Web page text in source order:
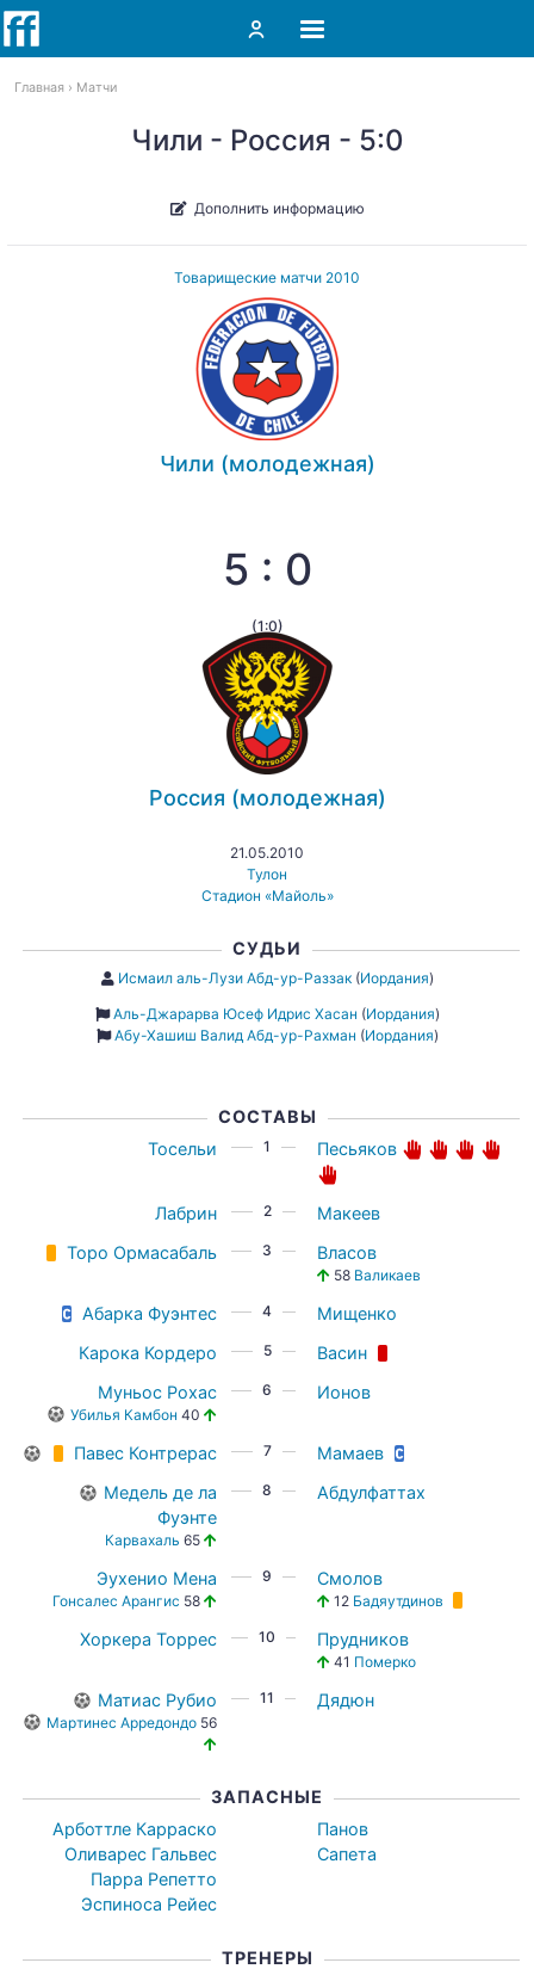
Главная Матчи
Чили - Россия - 5:0
Дополнить информацию
Товарищеские матчи 2010
Чили (молодежная)
5 : 0
(1:0)
Россия (молодежная)
21.05.2010
Тулон
Стадион «Майоль»
СУДЬИ
Исмаил аль-Лузи Абд-ур-Раззак(Иордания)
Аль-Джарарва Юсеф Идрис Хасан (Иордания)
Абу-Хашиш Валид Абд-ур-Рахман (Иордания)
СОСТАВЫ
Тосельи
1 Песьяков
Лабрин 2
Макеев
Торо Ормасабаль
3 Власов
58 Валикаев
Абарка Фуэнтес 4
Мищенко
Карока Кордеро
5
Васин
Муньос Рохас
Убилья Камбон 40
6 Ионов
Павес Контрерас 7
Мамаев
Медель де ла
Фуэнте
Карвахаль 65
8 Абдулфаттах
Эухенио Мена
Гонсалес Арангис 58
9 Смолов
12 Бадяутдинов
Хоркера Торрес 10 Прудников
41 Померко
Матиас Рубио
Мартинес Арредондо56
11 Дядюн
ЗАПАСНЫЕ
Арботтле Карраско
Оливарес Гальвес
Парра Репетто
Эспиноса Рейес
Панов
Сапета
ТРЕНЕРЫ